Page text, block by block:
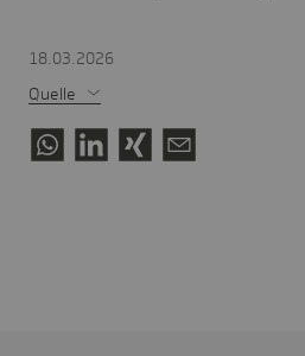
18.03.2026
Quelle